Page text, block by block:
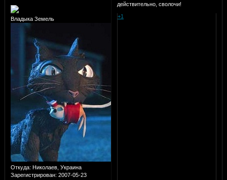
Владыка Земель
Откуда: Николаев, Украина
Зарегистрирован: 2007-05-23
действительно, сволочи!
+1